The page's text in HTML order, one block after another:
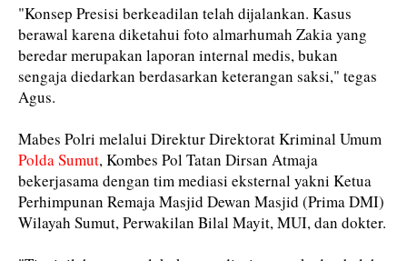
"Konsep Presisi berkeadilan telah dijalankan. Kasus
berawal karena diketahui foto almarhumah Zakia yang
beredar merupakan laporan internal medis, bukan
sengaja diedarkan berdasarkan keterangan saksi," tegas
Agus.
Mabes Polri melalui Direktur Direktorat Kriminal Umum
Polda Sumut, Kombes Pol Tatan Dirsan Atmaja
bekerjasama dengan tim mediasi eksternal yakni Ketua
Perhimpunan Remaja Masjid Dewan Masjid (Prima DMI)
Wilayah Sumut, Perwakilan Bilal Mayit, MUI, dan dokter.